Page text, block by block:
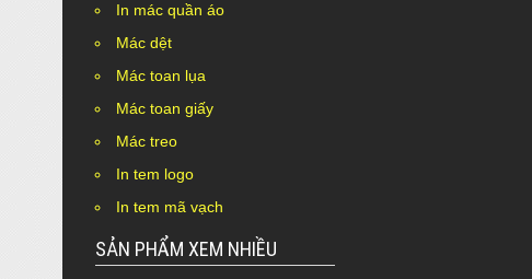
In mác quần áo
Mác dệt
Mác toan lụa
Mác toan giấy
Mác treo
In tem logo
In tem mã vạch
SẢN PHẨM XEM NHIỀU